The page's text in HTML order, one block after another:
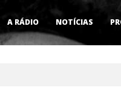
A RÁDIO NOTÍCIAS